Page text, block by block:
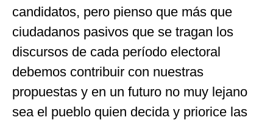
candidatos, pero pienso que más que
ciudadanos pasivos que se tragan los
discursos de cada período electoral
debemos contribuir con nuestras
propuestas y en un futuro no muy lejano
sea el pueblo quien decida y priorice las